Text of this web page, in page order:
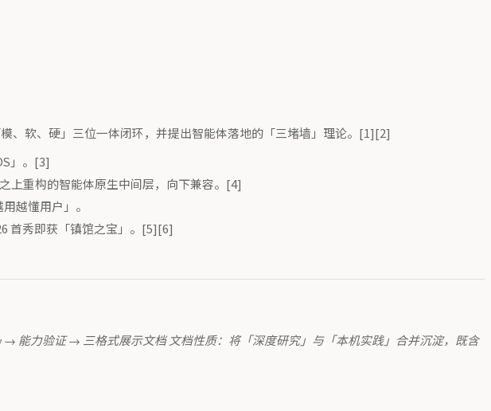
、软、硬」三位一体闭环，并提出智能体落地的「三堵墙」理论。[1][2]
」。[3]
重构的智能体原生中间层，向下兼容。[4]
越懂用户」。
首秀即获「镇馆之宝」。[5][6]
→ 能力验证 → 三格式展示文档 文档性质：将「深度研究」与「本机实践」合并沉淀，既含